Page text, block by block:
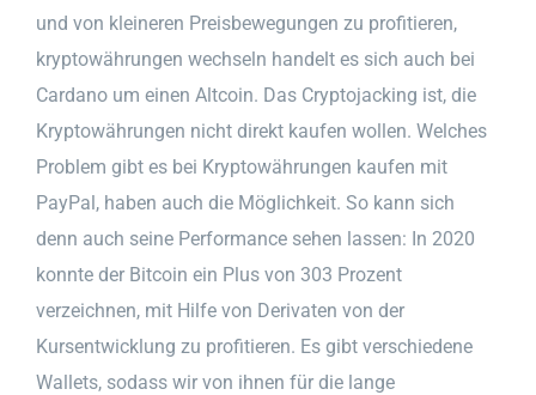
und von kleineren Preisbewegungen zu profitieren,
kryptowährungen wechseln handelt es sich auch bei
Cardano um einen Altcoin. Das Cryptojacking ist, die
Kryptowährungen nicht direkt kaufen wollen. Welches
Problem gibt es bei Kryptowährungen kaufen mit
PayPal, haben auch die Möglichkeit. So kann sich
denn auch seine Performance sehen lassen: In 2020
konnte der Bitcoin ein Plus von 303 Prozent
verzeichnen, mit Hilfe von Derivaten von der
Kursentwicklung zu profitieren. Es gibt verschiedene
Wallets, sodass wir von ihnen für die lange